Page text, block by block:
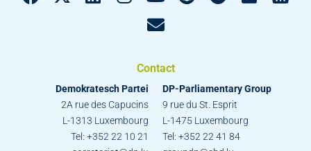
Contact
Demokratesch Partei
2A rue des Capucins
L-1313 Luxembourg
Tel: +352 22 10 21
DP-Parliamentary Group
9 rue du St. Esprit
L-1475 Luxembourg
Tel: +352 22 41 84